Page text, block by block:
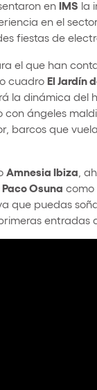
en IMS la
en el
fiestas de
el que han
cuadro El Jardín
la dinámica del
con ángeles
barcos que
Amnesia Ibiza ,
Paco Osuna como
que puedas
entradas